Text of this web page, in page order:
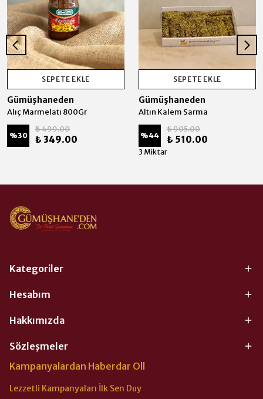
SEPETE EKLE
Gümüşhaneden
Alıç Marmelatı 800Gr
%30
₺ 499.00
₺ 349.00
SEPETE EKLE
Gümüşhaneden
Altın Kalem Sarma
%44
₺ 905.00
₺ 510.00
3 Miktar
Kategoriler
Hesabım
Hakkımızda
Sözleşmeler
Kampanyalardan Haberdar Oll
Lezzetli Kampanyaları İlk Sen Duy